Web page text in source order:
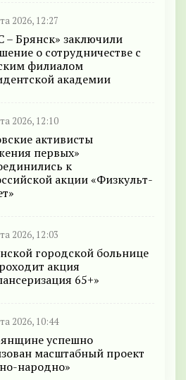
2026, 12:27
– Брянск» заключили
о сотрудничестве с
филиалом
академии
2026, 12:10
активисты
первых»
к
акции «Физкульт-
2026, 12:03
городской больнице
акция
65+»
2026, 10:44
успешно
масштабный проект
народно»